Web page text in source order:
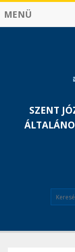
MENÜ
SZENT